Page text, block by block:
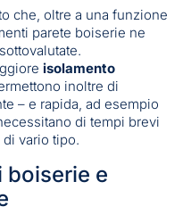
che, oltre a una funzione
parete boiserie ne
isolamento
inoltre di
– e rapida, ad esempio
di tempi brevi
di vario tipo.
boiserie e